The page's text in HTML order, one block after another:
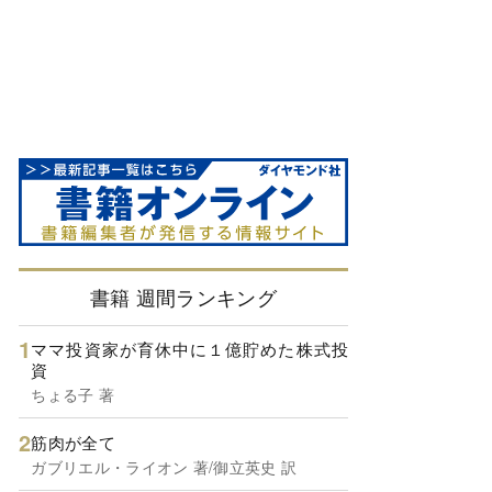
書籍 週間ランキング
ママ投資家が育休中に１億貯めた株式投
資
ちょる子 著
筋肉が全て
ガブリエル・ライオン 著/御立英史 訳